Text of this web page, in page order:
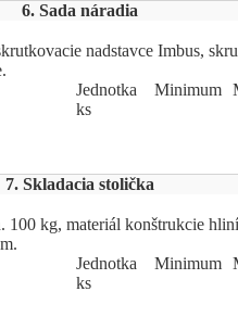
6. Sada náradia
nadstavce Imbus,
Jed­not­ka Mi­ni­mum
ks
7. Skladacia stolička
100 kg, materiál konštrukcie
Jed­not­ka Mi­ni­mum
ks